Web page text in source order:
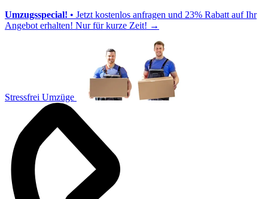
Umzugsspecial! • Jetzt kostenlos anfragen und 23% Rabatt auf Ihr
Angebot erhalten! Nur für kurze Zeit! →
Stressfrei Umzüge